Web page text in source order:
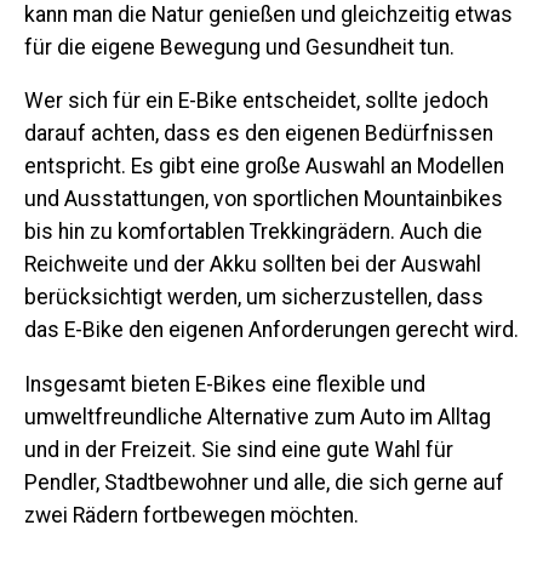
kann man die Natur genießen und gleichzeitig etwas
für die eigene Bewegung und Gesundheit tun.
Wer sich für ein E-Bike entscheidet, sollte jedoch
darauf achten, dass es den eigenen Bedürfnissen
entspricht. Es gibt eine große Auswahl an Modellen
und Ausstattungen, von sportlichen Mountainbikes
bis hin zu komfortablen Trekkingrädern. Auch die
Reichweite und der Akku sollten bei der Auswahl
berücksichtigt werden, um sicherzustellen, dass
das E-Bike den eigenen Anforderungen gerecht wird.
Insgesamt bieten E-Bikes eine flexible und
umweltfreundliche Alternative zum Auto im Alltag
und in der Freizeit. Sie sind eine gute Wahl für
Pendler, Stadtbewohner und alle, die sich gerne auf
zwei Rädern fortbewegen möchten.